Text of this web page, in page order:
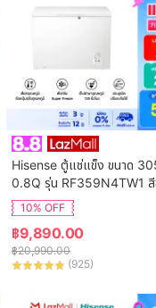
Hisense ตู้แช่แข็ง ขนาด
0.8Q รุ่น RF359N4TW1 สี
10% OFF
฿9,890.00
฿20,990.00
(925)